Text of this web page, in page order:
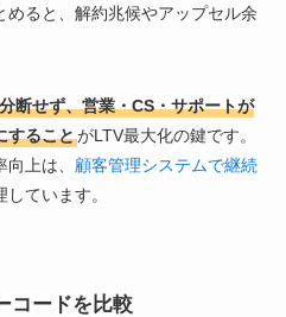
ると、解約兆候やアップセル余
断せず、営業・CS・サポートが
することがLTV最大化の鍵です。
上は、 顧客管理システムで継続
しています。
コードを比較